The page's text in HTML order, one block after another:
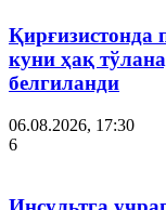
Қирғизистонда
куни ҳақ
белгиланди
06.08.2026, 17:30
6